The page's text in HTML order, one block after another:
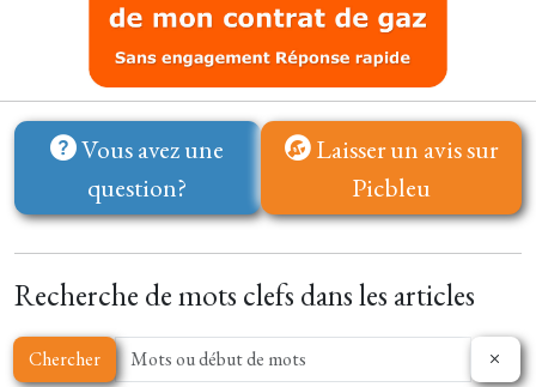
Vous avez une
question?
Laisser un avis sur
Picbleu
Recherche de mots clefs dans les articles
Chercher